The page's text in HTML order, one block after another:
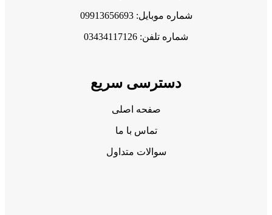
شماره موبایل: 09913656693
شماره تلفن: 03434117126
دسترسی سریع
صفحه اصلی
تماس با ما
سوالات متداول